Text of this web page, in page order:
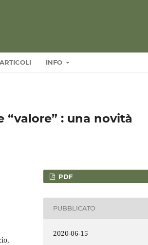
INFO
“valore” : una novità
PDF
PUBBLICATO
2020-06-15